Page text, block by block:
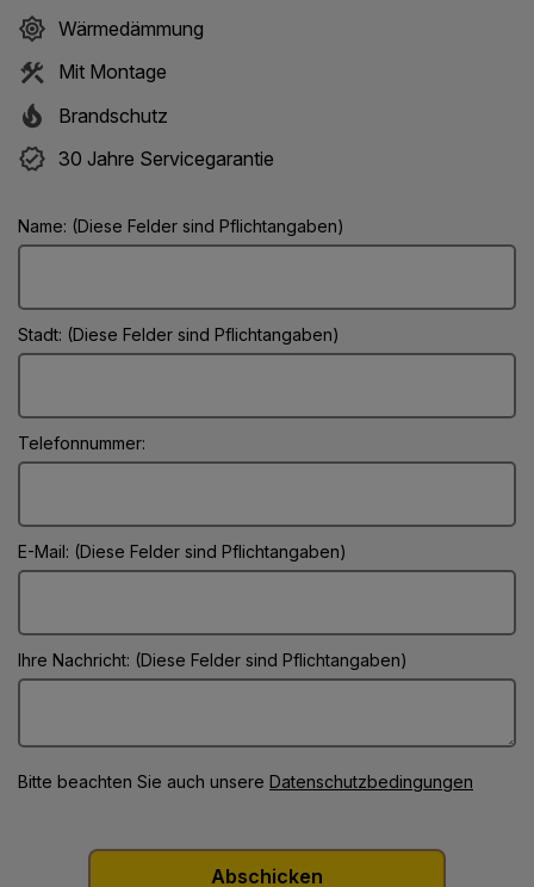
Wärmedämmung
Mit Montage
Brandschutz
30 Jahre Servicegarantie
Name: (Diese Felder sind Pflichtangaben)
Stadt: (Diese Felder sind Pflichtangaben)
Telefonnummer:
E-Mail: (Diese Felder sind Pflichtangaben)
Ihre Nachricht: (Diese Felder sind Pflichtangaben)
Bitte beachten Sie auch unsere Datenschutzbedingungen